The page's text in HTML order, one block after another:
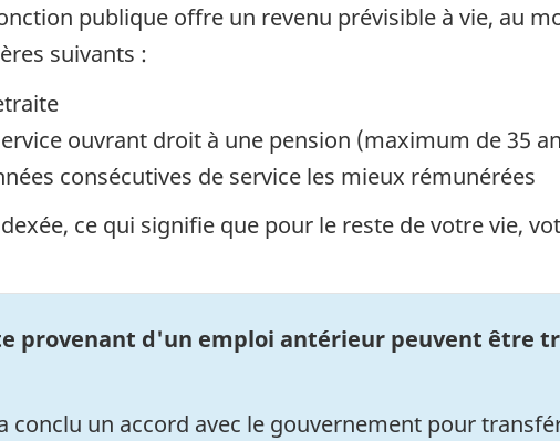
publique offre un revenu prévisible à vie, au
suivants :
ouvrant droit à une pension (maximum de 35
consécutives de service les mieux rémunérées
ce qui signifie que pour le reste de votre vie,
provenant d'un emploi antérieur peuvent être
conclu un accord avec le gouvernement pour